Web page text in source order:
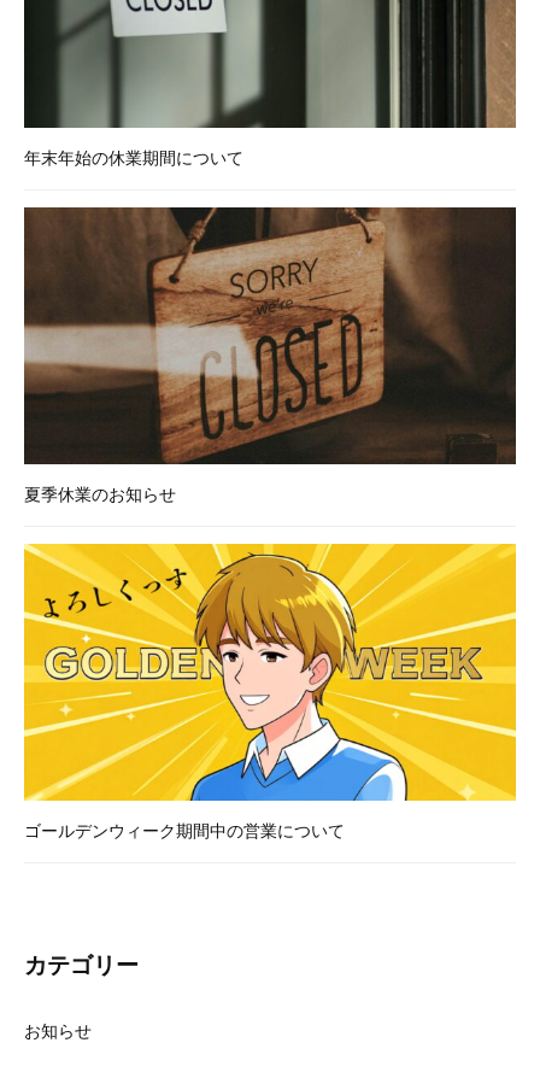
に
関
悩
や
は
気
に
年末年始の休業期間について
夏季休業のお知らせ
ゴールデンウィーク期間中の営業について
カテゴリー
お知らせ